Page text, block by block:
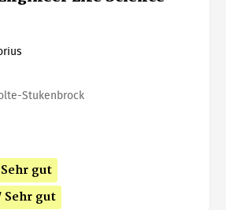
Stukenbrock
gut
Sehr gut